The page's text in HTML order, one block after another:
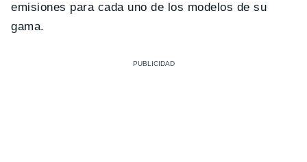
emisiones para cada uno de los modelos de su
gama.